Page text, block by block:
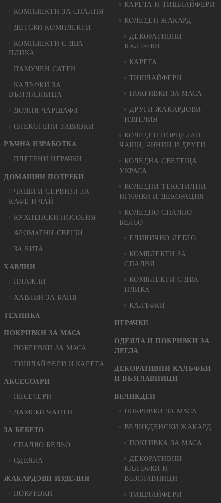
КОМПЛЕКТИ ЗА СПАЛНЯ
ДЕТСКИ КОМПЛЕКТИ
КОМПЛЕКТИ С ДВА
ПЛИКА
ПАМУЧЕН САТЕН
КАЛЪФКИ ЗА
ВЪЗГЛАВНИЦА
ДОЛНИ ЧАРШАФИ
ОЛЕКОТЕНИ ЗАВИВКИ
РЪЧНА ИЗРАБОТКА
ПЛЕТЕНИ ИГРАЧКИ
ДОМАШНИ ПОТРЕБИ
ЧАШИ И СЕРВИЗИ ЗА
КАФЕ И ЧАЙ
КУХНЕНСКИ ПОСОБИЯ
АРОМАТНИ СВЕЩИ
ЗА БИТА
ХАВЛИИ
ПЛАЖНИ
ХАВЛИИ ЗА БАНЯ
ТЕХНИКА
ПОКРИВКИ ЗА МАСА
ПОКРИВКИ ЗА МАСА
ТИШЛАЙФЕРИ И КАРЕТА
АКСЕСОАРИ
НЕСЕСЕРИ
ДАМСКИ ЧАНТИ
ЗА БЕБЕТО
СПАЛНО БЕЛЬО
ОДЕЯЛА
ЖАКАРДОВИ ИЗДЕЛИЯ
ПОКРИВКИ
КАРЕТА И ТИШЛАЙФЕРИ
КОЛЕДЕН ЖАКАРД
ДЕКОРАТИВНИ
КАЛЪФКИ
КАРЕТА
ТИШЛАЙФЕРИ
ПОКРИВКИ ЗА МАСА
ДРУГИ ЖАКАРДОВИ
ИЗДЕЛИЯ
КОЛЕДЕН ПОРЦЕЛАН-
ЧАШИ, ЧИНИИ И ДРУГИ
КОЛЕДНА СВЕТЕЩА
УКРАСА
КОЛЕДНИ ТЕКСТИЛНИ
ИГРАЧКИ И ДЕКОРАЦИЯ
КОЛЕДНO СПАЛНO
БЕЛЬО
ЕДИНИЧНО ЛЕГЛО
КОМПЛЕКТИ ЗА
СПАЛНЯ
КОМПЛЕКТИ С ДВА
ПЛИКА
КАЛЪФКИ
ИГРАЧКИ
ОДЕЯЛА И ПОКРИВКИ ЗА
ЛЕГЛА
ДЕКОРАТИВНИ КАЛЪФКИ
И ВЪЗГЛАВНИЦИ
ВЕЛИКДЕН
ПОКРИВКИ ЗА МАСА
ВЕЛИКДЕНСКИ ЖАКАРД
ПОКРИВКА ЗА МАСА
ДЕКОРАТИВНИ
КАЛЪФКИ И
ВЪЗГЛАВНИЦИ
ТИШЛАЙФЕРИ